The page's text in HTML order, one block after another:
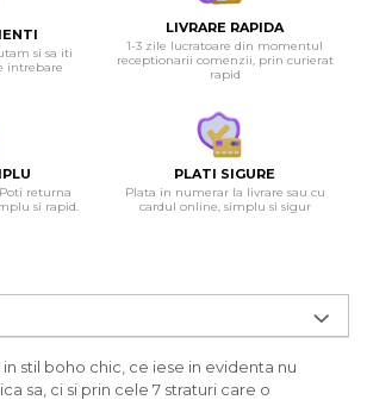
si sa iti
intrebare
LIVRARE RAPIDA
1-3 zile lucratoare din momentul
receptionarii comenzii, prin curierat
rapid
returna
si rapid.
PLATI SIGURE
Plata in numerar la livrare sau cu
cardul online, simplu si sigur
stil boho chic, ce iese in evidenta nu
sa, ci si prin cele 7 straturi care o